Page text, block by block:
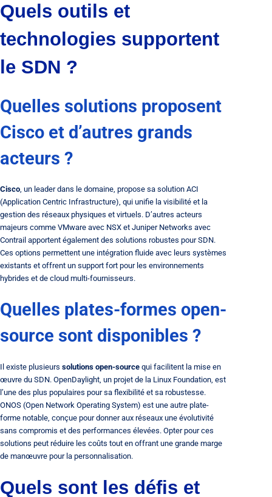
Quels outils et
technologies supportent
le SDN ?
Quelles solutions proposent
Cisco et d’autres grands
acteurs ?
Cisco, un leader dans le domaine, propose sa solution ACI
(Application Centric Infrastructure), qui unifie la visibilité et la
gestion des réseaux physiques et virtuels. D’autres acteurs
majeurs comme VMware avec NSX et Juniper Networks avec
Contrail apportent également des solutions robustes pour SDN.
Ces options permettent une intégration fluide avec leurs systèmes
existants et offrent un support fort pour les environnements
hybrides et de cloud multi-fournisseurs.
Quelles plates-formes open-
source sont disponibles ?
Il existe plusieurs solutions open-source qui facilitent la mise en
œuvre du SDN. OpenDaylight, un projet de la Linux Foundation, est
l’une des plus populaires pour sa flexibilité et sa robustesse.
ONOS (Open Network Operating System) est une autre plate-
forme notable, conçue pour donner aux réseaux une évolutivité
sans compromis et des performances élevées. Opter pour ces
solutions peut réduire les coûts tout en offrant une grande marge
de manœuvre pour la personnalisation.
Quels sont les défis et